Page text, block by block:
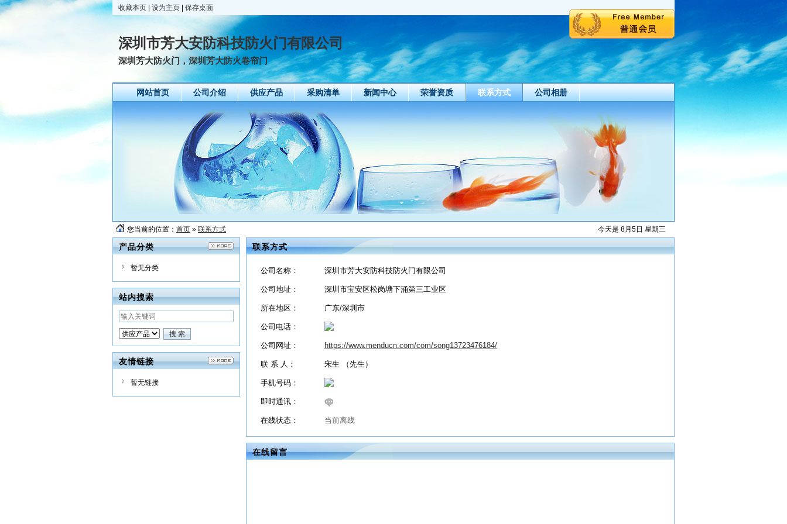
收藏本页 设为主页 保存桌面
深圳市芳大安防科技防火门有限公司
深圳芳大防火门，深圳芳大防火卷帘门
网站首页 公司介绍 供应产品 采购清单 新闻中心 荣誉资质 联系方式 公司相册
今天是 8月5日 星期三
您当前的位置： 首页 » 联系方式
产品分类
暂无分类
站内搜索
友情链接
暂无链接
联系方式
公司名称： 深圳市芳大安防科技防火门有限公司
公司地址： 深圳市宝安区松岗塘下涌第三工业区
所在地区： 广东/深圳市
公司电话：
公司网址： https://www.menducn.com/com/song13723476184/
联 系 人： 宋生 （先生）
手机号码：
即时通讯：
在线状态： 当前离线
在线留言